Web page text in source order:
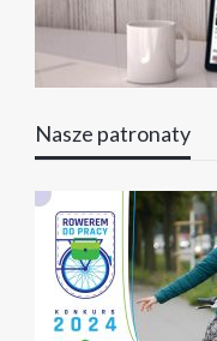
Nasze patronaty